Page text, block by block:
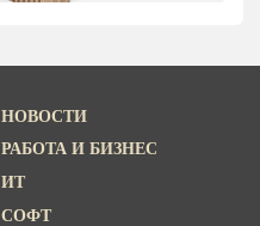
НОВОСТИ
РАБОТА И БИЗНЕС
ИТ
СОФТ